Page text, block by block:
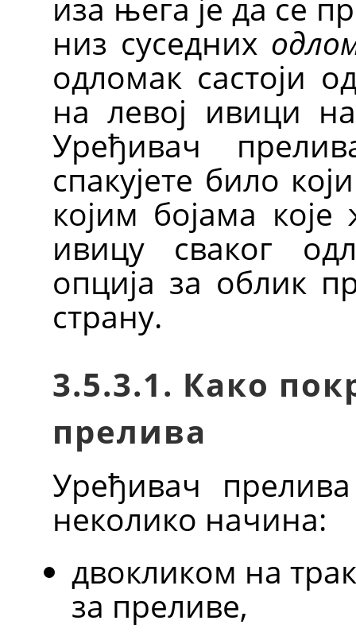
низ суседних
одломак састоји
на левој ивици
Уређивач
спакујете било
којим бојама
ивицу сваког
опција за облик
страну.
3.5.3.1. Како
прелива
Уређивач
неколико начина:
двокликом на
за преливе,